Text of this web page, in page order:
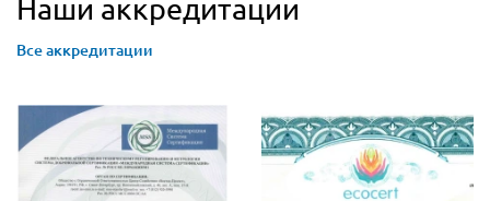
Наши аккредитации
Все аккредитации